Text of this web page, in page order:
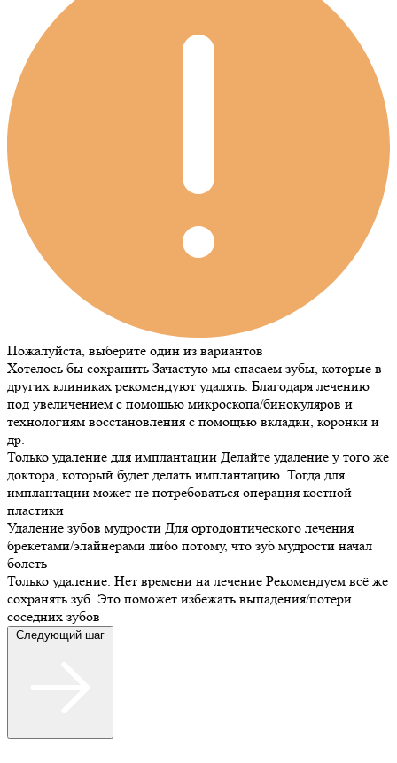
Пожалуйста, выберите один из вариантов
Хотелось бы сохранить Зачастую мы спасаем зубы, которые в
других клиниках рекомендуют удалять. Благодаря лечению
под увеличением с помощью микроскопа/бинокуляров и
технологиям восстановления с помощью вкладки, коронки и
др.
Только удаление для имплантации Делайте удаление у того же
доктора, который будет делать имплантацию. Тогда для
имплантации может не потребоваться операция костной
пластики
Удаление зубов мудрости Для ортодонтического лечения
брекетами/элайнерами либо потому, что зуб мудрости начал
болеть
Только удаление. Нет времени на лечение Рекомендуем всё же
сохранять зуб. Это поможет избежать выпадения/потери
соседних зубов
Следующий шаг